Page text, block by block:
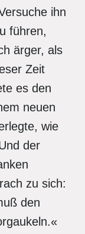
ihn
führen,
ärger, als
Zeit
es den
neuen
wie
der
zu sich:
den